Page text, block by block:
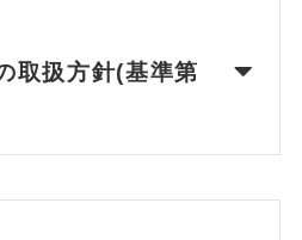
取扱方針(基準第